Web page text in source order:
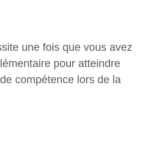
une fois que vous avez
pour atteindre
compétence lors de la